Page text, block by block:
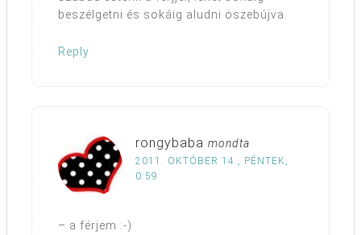
beszélgetni és sokáig aludni öszebújva.
Reply
rongybaba mondta
2011. OKTÓBER 14., PÉNTEK,
0:59
– a férjem :-)